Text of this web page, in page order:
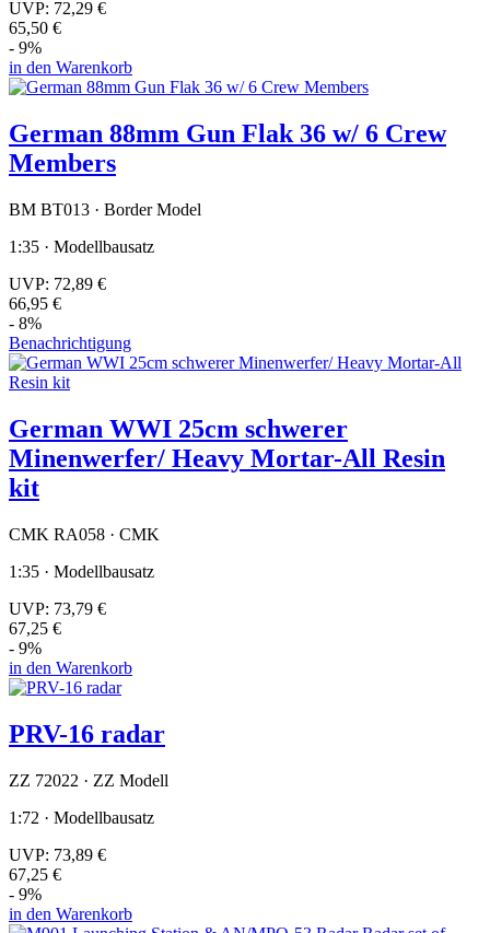
UVP: 72,29 €
65,50 €
- 9%
in den Warenkorb
German 88mm Gun Flak 36 w/ 6 Crew
Members
BM BT013 · Border Model
1:35 · Modellbausatz
UVP: 72,89 €
66,95 €
- 8%
Benachrichtigung
German WWI 25cm schwerer
Minenwerfer/ Heavy Mortar-All Resin
kit
CMK RA058 · CMK
1:35 · Modellbausatz
UVP: 73,79 €
67,25 €
- 9%
in den Warenkorb
PRV-16 radar
ZZ 72022 · ZZ Modell
1:72 · Modellbausatz
UVP: 73,89 €
67,25 €
- 9%
in den Warenkorb